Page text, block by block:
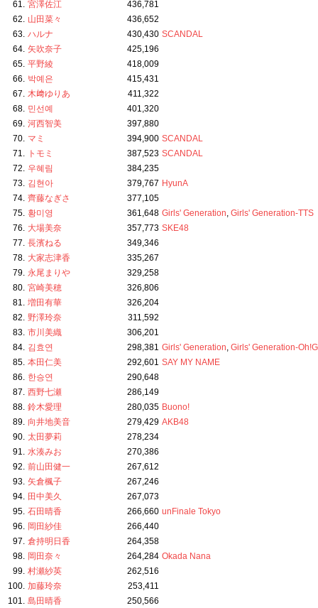
61. 宮澤佐江
436,781
62. 山田菜々
436,652
63. ハルナ 430,430 SCANDAL
64. 矢吹奈子
425,196
65. 平野綾
418,009
66. 박예은
415,431
67. 木﨑ゆりあ
411,322
68. 민선예
401,320
69. 河西智美
397,880
70. マミ 394,900 SCANDAL
71. トモミ 387,523 SCANDAL
72. 우혜림
384,235
73. 김현아 379,767 HyunA
74. 齊藤なぎさ
377,105
75. 황미영 361,648 Girls' Generation, Girls' Generation-TTS
76. 大場美奈 357,773 SKE48
77. 長濱ねる
349,346
78. 大家志津香
335,267
79. 永尾まりや
329,258
80. 宮崎美穂
326,806
81. 増田有華
326,204
82. 野澤玲奈
311,592
83. 市川美織
306,201
84. 김효연 298,381 Girls' Generation, Girls' Generation-
85. 本田仁美 292,601 SAY MY NAME
86. 한승연
290,648
87. 西野七瀬
286,149
88. 鈴木愛理 280,035 Buono!
89. 向井地美音 279,429 AKB48
90. 太田夢莉
278,234
91. 水湊みお
270,386
92. 前山田健一
267,612
93. 矢倉楓子
267,246
94. 田中美久
267,073
95. 石田晴香 266,660 unFinale Tokyo
96. 岡田紗佳
266,440
97. 倉持明日香
264,358
98. 岡田奈々 264,284 Okada Nana
99. 村瀬紗英
262,516
100. 加藤玲奈
253,411
101. 島田晴香
250,566